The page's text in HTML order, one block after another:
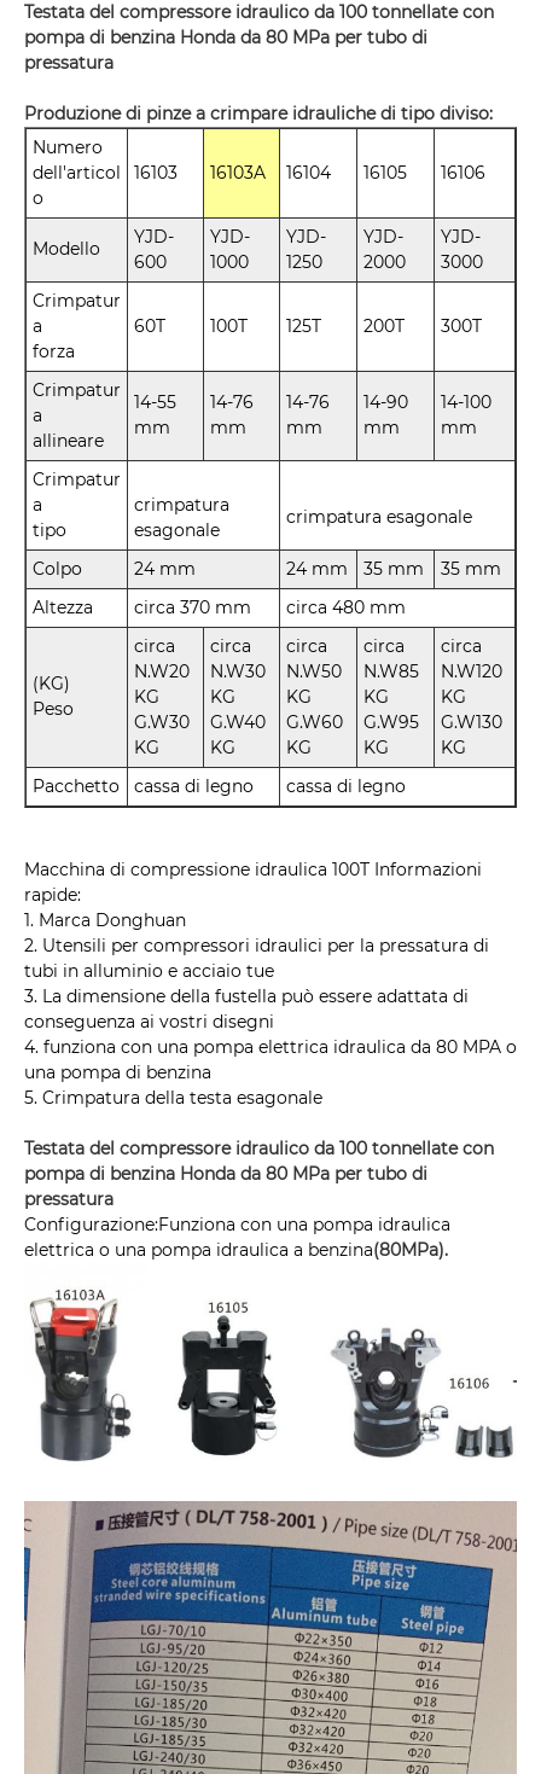
Testata del compressore idraulico da 100 tonnellate con
pompa di benzina Honda da 80 MPa per tubo di
pressatura
Produzione di pinze a crimpare idrauliche di tipo diviso:
Numero
dell'articol
o
16103 16103A 16104 16105 16106
Modello
YJD-
600
YJD-
1000
YJD-
1250
YJD-
2000
YJD-
3000
Crimpatur
a
forza
60T 100T 125T 200T 300T
Crimpatur
a
allineare
14-55
mm
14-76
mm
14-76
mm
14-90
mm
14-100
mm
Crimpatur
a
tipo
crimpatura
esagonale
crimpatura esagonale
Colpo 24 mm 24 mm 35 mm
35 mm
Altezza
circa 370 mm circa 480 mm
(KG)
Peso
circa
N.W20
KG
G.W30
KG
circa
N.W30
KG
G.W40
KG
circa
N.W50
KG
G.W60
KG
circa
N.W85
KG
G.W95
KG
circa
N.W120
KG
G.W130
KG
Pacchetto
cassa di legno cassa di legno
Macchina di compressione idraulica 100T Informazioni
rapide:
1. Marca Donghuan
2. Utensili per compressori idraulici per la pressatura di
tubi in alluminio e acciaio tue
3. La dimensione della fustella può essere adattata di
conseguenza ai vostri disegni
4. funziona con una pompa elettrica idraulica da 80 MPA o
una pompa di benzina
5. Crimpatura della testa esagonale
Testata del compressore idraulico da 100 tonnellate con
pompa di benzina Honda da 80 MPa per tubo di
pressatura
Configurazione:Funziona con una pompa idraulica
elettrica o una pompa idraulica a benzina(80MPa).